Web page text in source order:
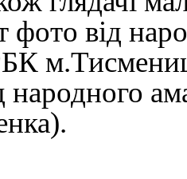
фото від
народного